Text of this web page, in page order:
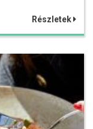
Részletek